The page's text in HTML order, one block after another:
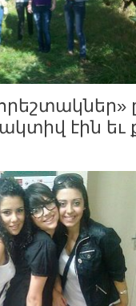
էին եւ